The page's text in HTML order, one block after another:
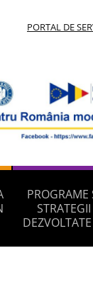
PORTAL DE
PROGRAME
STRATEGII
DEZVOLTATE